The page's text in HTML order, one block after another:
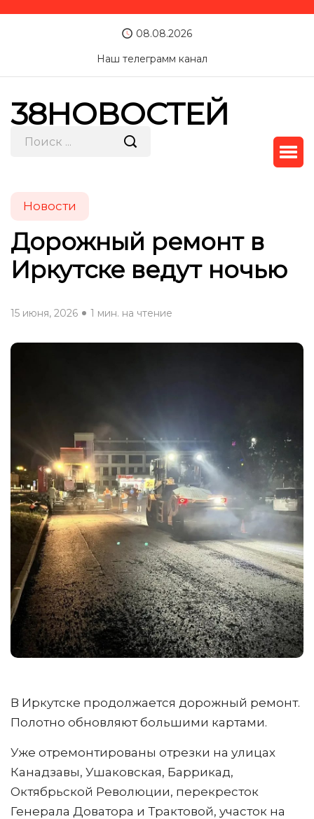
08.08.2026
Наш телеграмм канал
38НОВОСТЕЙ
Новости
Дорожный ремонт в
Иркутске ведут ночью
15 июня, 2026 1 мин. на чтение
В Иркутске продолжается дорожный ремонт.
Полотно обновляют большими картами.
Уже отремонтированы отрезки на улицах
Канадзавы, Ушаковская, Баррикад,
Октябрьской Революции, перекресток
Генерала Доватора и Трактовой, участок на